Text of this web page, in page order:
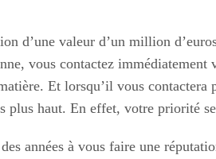
d’une valeur d’un million
vous contactez
Et lorsqu’il vous
plus haut. En effet, votre priorité
années à vous faire une